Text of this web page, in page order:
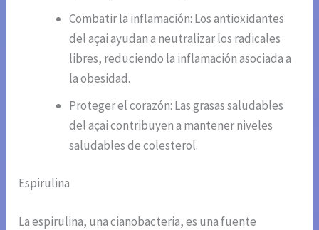
Combatir la inflamación: Los antioxidantes
del açai ayudan a neutralizar los radicales
libres, reduciendo la inflamación asociada a
la obesidad.
Proteger el corazón: Las grasas saludables
del açai contribuyen a mantener niveles
saludables de colesterol.
Espirulina
La espirulina, una cianobacteria, es una fuente